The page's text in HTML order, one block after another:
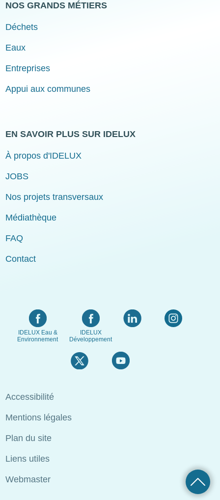
NOS GRANDS MÉTIERS
Déchets
Eaux
Entreprises
Appui aux communes
EN SAVOIR PLUS SUR IDELUX
À propos d'IDELUX
JOBS
Nos projets transversaux
Médiathèque
FAQ
Contact
IDELUX Eau &
Environnement
IDELUX
Développement
Menu
Pied
de
page
Accessibilité
Mentions légales
Plan du site
Liens utiles
Webmaster